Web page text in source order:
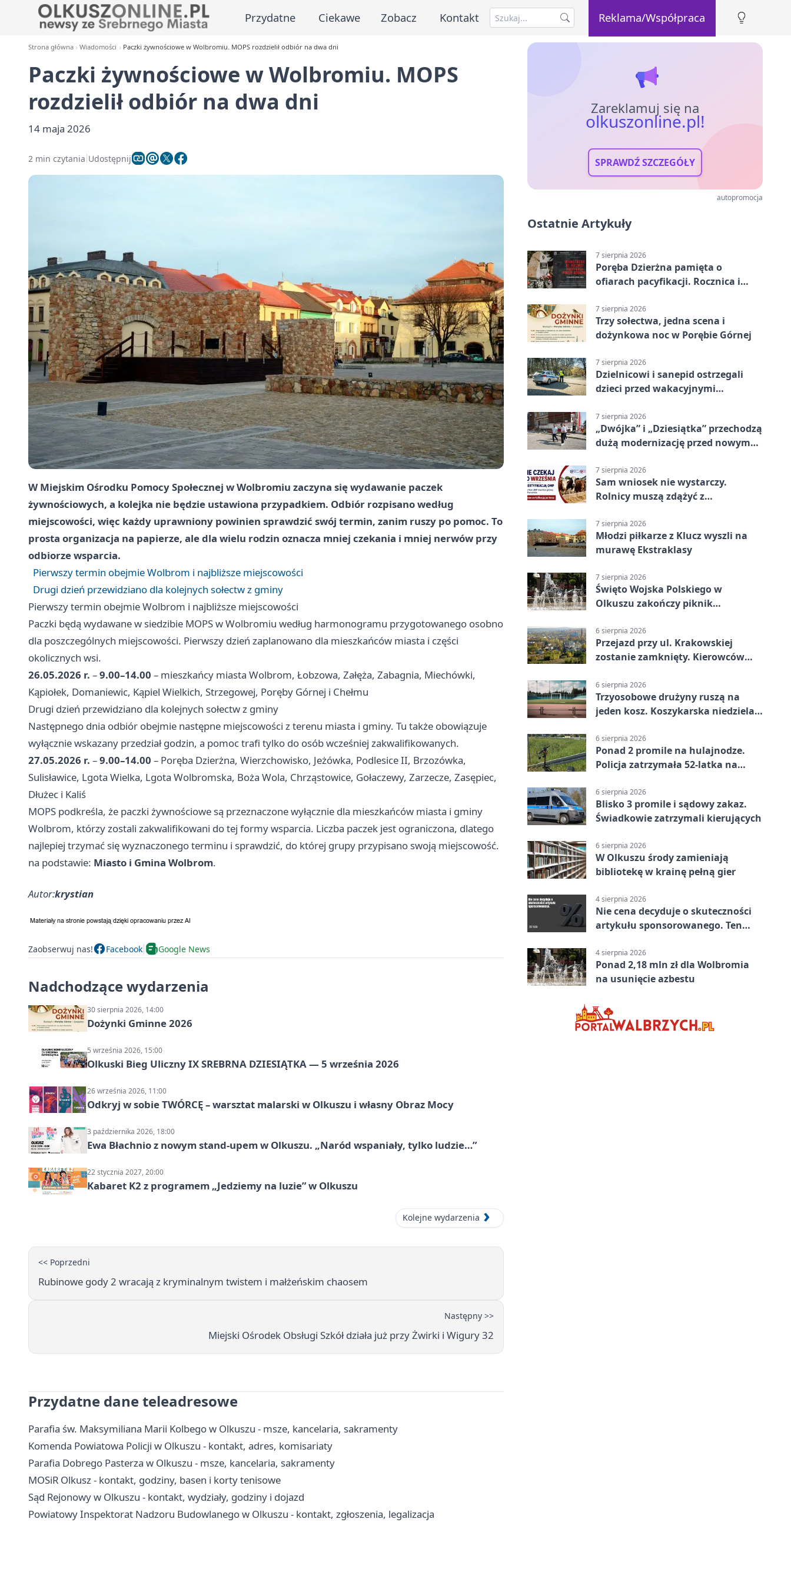
Przydatne Ciekawe Zobacz Kontakt Reklama/Współpraca
Strona główna Wiadomości Paczki żywnościowe w Wolbromiu. MOPS rozdzielił odbiór na dwa dni
Paczki żywnościowe w Wolbromiu. MOPS
rozdzielił odbiór na dwa dni
14 maja 2026
2 min czytania Udostępnij
W Miejskim Ośrodku Pomocy Społecznej w Wolbromiu zaczyna się wydawanie paczek
żywnościowych, a kolejka nie będzie ustawiona przypadkiem. Odbiór rozpisano według
miejscowości, więc każdy uprawniony powinien sprawdzić swój termin, zanim ruszy po pomoc. To
prosta organizacja na papierze, ale dla wielu rodzin oznacza mniej czekania i mniej nerwów przy
odbiorze wsparcia.
Pierwszy termin obejmie Wolbrom i najbliższe miejscowości
Drugi dzień przewidziano dla kolejnych sołectw z gminy
Pierwszy termin obejmie Wolbrom i najbliższe miejscowości
Paczki będą wydawane w siedzibie MOPS w Wolbromiu według harmonogramu przygotowanego osobno
dla poszczególnych miejscowości. Pierwszy dzień zaplanowano dla mieszkańców miasta i części
okolicznych wsi.
26.05.2026 r. –9.00–14.00 – mieszkańcy miasta Wolbrom, Łobzowa, Załęża, Zabagnia, Miechówki,
Kąpiołek, Domaniewic, Kąpiel Wielkich, Strzegowej, Poręby Górnej i Chełmu
Drugi dzień przewidziano dla kolejnych sołectw z gminy
Następnego dnia odbiór obejmie następne miejscowości z terenu miasta i gminy. Tu także obowiązuje
wyłącznie wskazany przedział godzin, a pomoc trafi tylko do osób wcześniej zakwalifikowanych.
27.05.2026 r. –9.00–14.00 – Poręba Dzierżna, Wierzchowisko, Jeżówka, Podlesice II, Brzozówka,
Sulisławice, Lgota Wielka, Lgota Wolbromska, Boża Wola, Chrząstowice, Gołaczewy, Zarzecze, Zasępiec,
Dłużec i Kaliś
MOPS podkreśla, że paczki żywnościowe są przeznaczone wyłącznie dla mieszkańców miasta i gminy
Wolbrom, którzy zostali zakwalifikowani do tej formy wsparcia. Liczba paczek jest ograniczona, dlatego
najlepiej trzymać się wyznaczonego terminu i sprawdzić, do której grupy przypisano swoją miejscowość.
na podstawie: Miasto i Gmina Wolbrom.
Autor:krystian
Zaobserwuj nas! Facebook Google News
Nadchodzące wydarzenia
30 sierpnia 2026, 14:00
Dożynki Gminne 2026
5 września 2026, 15:00
Olkuski Bieg Uliczny IX SREBRNA DZIESIĄTKA — 5 września 2026
26 września 2026, 11:00
Odkryj w sobie TWÓRCĘ – warsztat malarski w Olkuszu i własny Obraz Mocy
3 października 2026, 18:00
Ewa Błachnio z nowym stand-upem w Olkuszu. „Naród wspaniały, tylko ludzie…”
22 stycznia 2027, 20:00
Kabaret K2 z programem „Jedziemy na luzie” w Olkuszu
Kolejne wydarzenia
<< Poprzedni
Rubinowe gody 2 wracają z kryminalnym twistem i małżeńskim chaosem
Następny >>
Miejski Ośrodek Obsługi Szkół działa już przy Żwirki i Wigury 32
Przydatne dane teleadresowe
Parafia św. Maksymiliana Marii Kolbego w Olkuszu - msze, kancelaria, sakramenty
Komenda Powiatowa Policji w Olkuszu - kontakt, adres, komisariaty
Parafia Dobrego Pasterza w Olkuszu - msze, kancelaria, sakramenty
MOSiR Olkusz - kontakt, godziny, basen i korty tenisowe
Sąd Rejonowy w Olkuszu - kontakt, wydziały, godziny i dojazd
Powiatowy Inspektorat Nadzoru Budowlanego w Olkuszu - kontakt, zgłoszenia, legalizacja
Zareklamuj się na
olkuszonline.pl!
SPRAWDŹ SZCZEGÓŁY
autopromocja
Ostatnie Artykuły
7 sierpnia 2026
Poręba Dzierżna pamięta o
ofiarach pacyfikacji. Rocznica i
7 sierpnia 2026
Trzy sołectwa, jedna scena i
dożynkowa noc w Porębie Górnej
7 sierpnia 2026
Dzielnicowi i sanepid ostrzegali
dzieci przed wakacyjnymi
7 sierpnia 2026
„Dwójka” i „Dziesiątka” przechodzą
dużą modernizację przed nowym
7 sierpnia 2026
Sam wniosek nie wystarczy.
Rolnicy muszą zdążyć z
7 sierpnia 2026
Młodzi piłkarze z Klucz wyszli na
murawę Ekstraklasy
7 sierpnia 2026
Święto Wojska Polskiego w
Olkuszu zakończy piknik
6 sierpnia 2026
Przejazd przy ul. Krakowskiej
zostanie zamknięty. Kierowców
6 sierpnia 2026
Trzyosobowe drużyny ruszą na
jeden kosz. Koszykarska niedziela
6 sierpnia 2026
Ponad 2 promile na hulajnodze.
Policja zatrzymała 52-latka na
6 sierpnia 2026
Blisko 3 promile i sądowy zakaz.
Świadkowie zatrzymali kierujących
6 sierpnia 2026
W Olkuszu środy zamieniają
bibliotekę w krainę pełną gier
4 sierpnia 2026
Nie cena decyduje o skuteczności
artykułu sponsorowanego. Ten
4 sierpnia 2026
Ponad 2,18 mln zł dla Wolbromia
na usunięcie azbestu